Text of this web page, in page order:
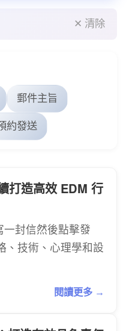
✕ 清除
郵件主旨
約發送
打造高效 EDM 行
一封信然後點擊發
、技術、心理學和設
閱讀更多 →